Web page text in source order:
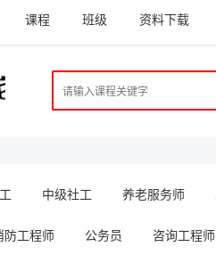
课程 班级 资料下载
中级社工 养老服务师
防工程师 公务员 咨询工程